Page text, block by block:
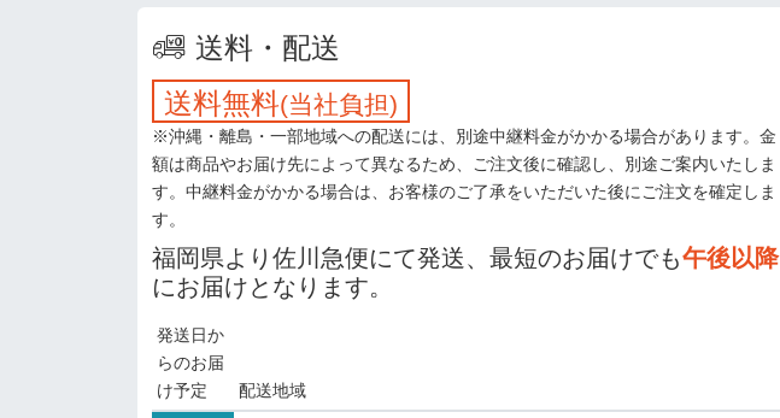
送料・配送
送料無料(当社負担)
※沖縄・離島・一部地域への配送には、別途中継料金がかかる場合があります。金
額は商品やお届け先によって異なるため、ご注文後に確認し、別途ご案内いたしま
す。中継料金がかかる場合は、お客様のご了承をいただいた後にご注文を確定しま
す。
発送日か
らのお届
け予定
配送地域
福岡県より佐川急便にて発送、最短のお届けでも午後以降
にお届けとなります。